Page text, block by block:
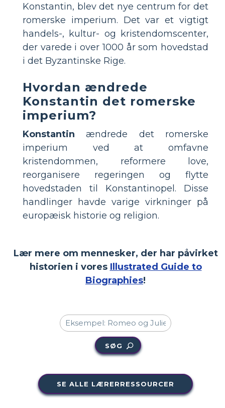
Konstantin, blev det nye centrum for det
romerske imperium. Det var et vigtigt
handels-, kultur- og kristendomscenter,
der varede i over 1000 år som hovedstad
i det Byzantinske Rige.
Hvordan ændrede
Konstantin det romerske
imperium?
Konstantin ændrede det romerske
imperium ved at omfavne
kristendommen, reformere love,
reorganisere regeringen og flytte
hovedstaden til Konstantinopel. Disse
handlinger havde varige virkninger på
europæisk historie og religion.
Lær mere om mennesker, der har påvirket
historien i vores Illustrated Guide to
Biographies!
SØG
SE ALLE LÆRERRESSOURCER